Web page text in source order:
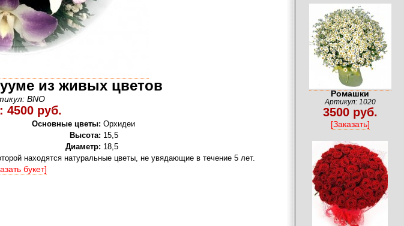
из живых цветов
BNO
4500 руб.
Основные цветы: Орхидеи
Высота: 15,5
Диаметр: 18,5
находятся натуральные цветы, не увядающие в течение 5 лет.
букет]
Ромашки
Артикул: 1020
3500 руб.
[Заказать]